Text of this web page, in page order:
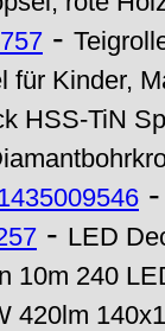
-
für Kinder,
HSS-TiN
- LED
10m 240
420lm